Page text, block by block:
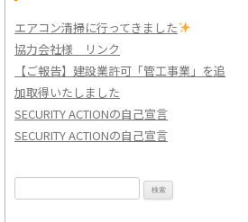
エアコン清掃に行ってきました
協力会社様 リンク
【ご報告】建設業許可「管工事業」を追
加取得いたしました
SECURITY ACTIONの自己宣言
SECURITY ACTIONの自己宣言
検
索: